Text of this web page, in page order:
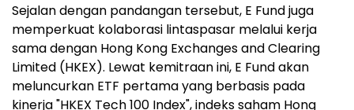
Sejalan dengan pandangan tersebut, E Fund juga
memperkuat kolaborasi lintaspasar melalui kerja
sama dengan Hong Kong Exchanges and Clearing
Limited (HKEX). Lewat kemitraan ini, E Fund akan
meluncurkan ETF pertama yang berbasis pada
kinerja "HKEX Tech 100 Index", indeks saham Hong